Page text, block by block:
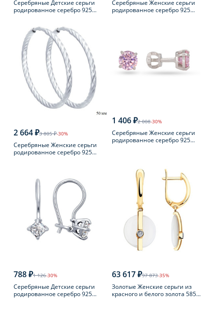
Серебряные Детские серьги
родированное серебро 925
Серебряные Женские серьги
родированное серебро 925
2 664 ₽3 805 ₽-30%
Серебряные Женские серьги
родированное серебро 925
1 406 ₽2 008-30%
Серебряные Женские серьги
родированное серебро 925
788 ₽1 126-30%
Серебряные Детские серьги
родированное серебро 925
63 617 ₽97 873-35%
Золотые Женские серьги из
красного и белого золота 585